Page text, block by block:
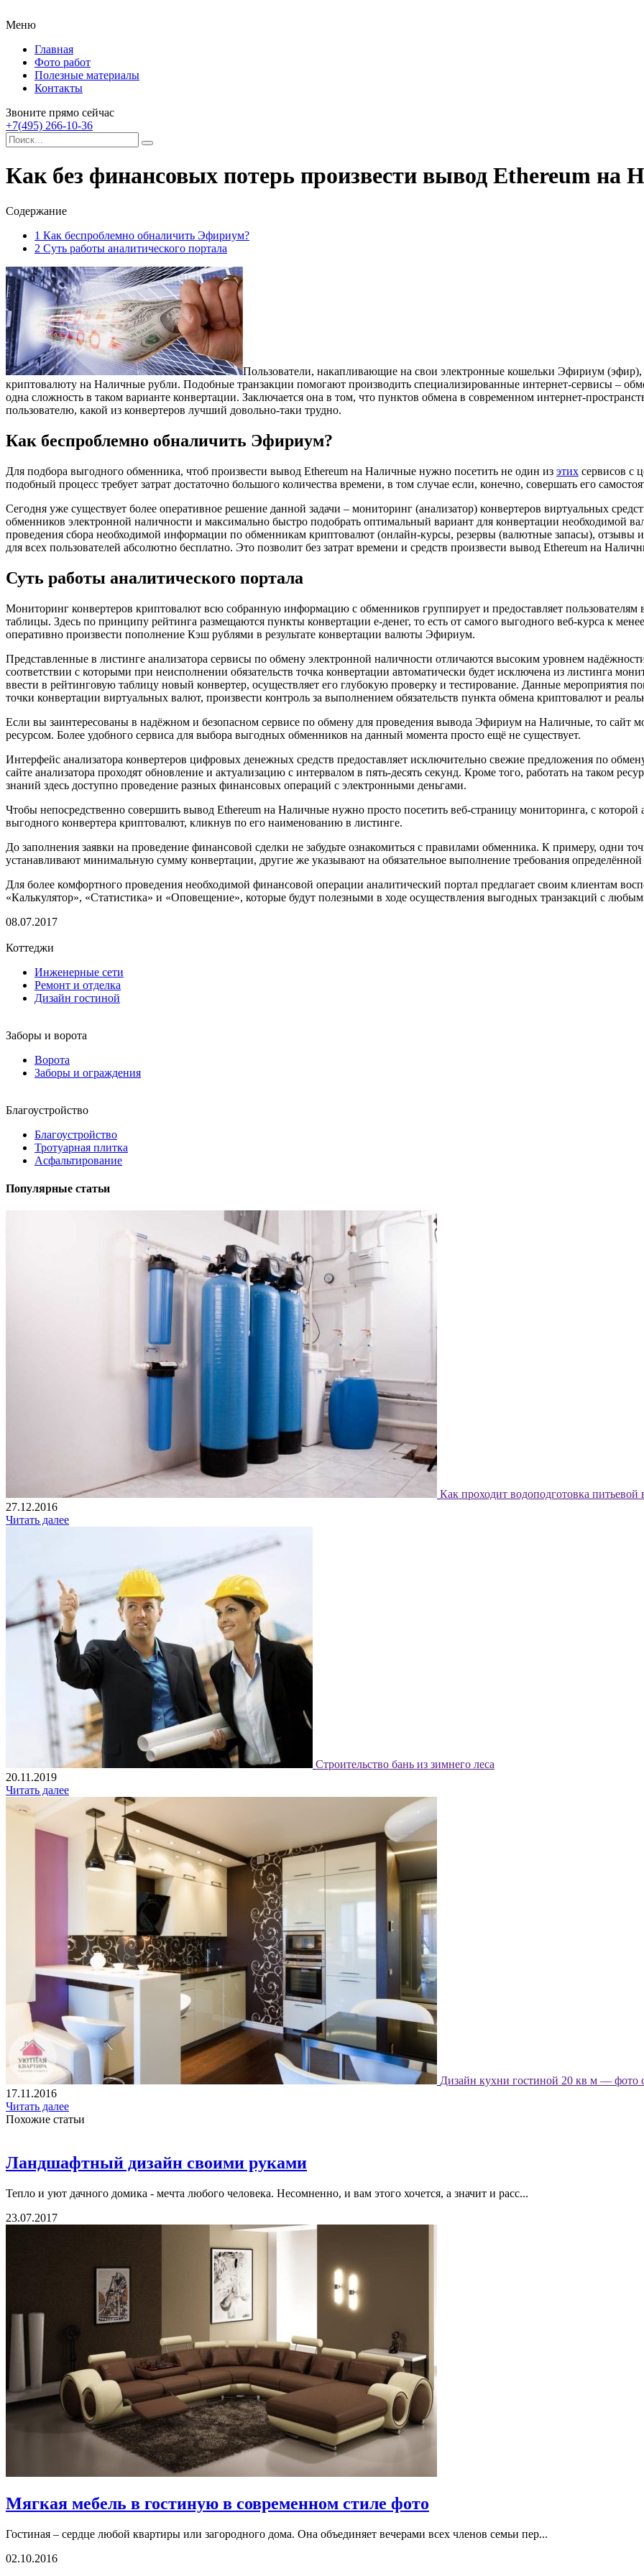
Меню
Главная
Фото работ
Полезные материалы
Контакты
Звоните прямо сейчас
+7(495) 266-10-36
Как без финансовых потерь произвести вывод Ethereum на
Содержание
1 Как беспроблемно обналичить Эфириум?
2 Суть работы аналитического портала
Пользователи, накапливающие на свои электронные кошельки Эфириум
криптовалюту на Наличные рубли. Подобные транзакции помогают производить специализированные интернет-сервисы –
одна сложность в таком варианте конвертации. Заключается она в том, что пунктов обмена в современном интернет-
пользователю, какой из конвертеров лучший довольно-таки трудно.
Как беспроблемно обналичить Эфириум?
Для подбора выгодного обменника, чтоб произвести вывод Ethereum на Наличные нужно посетить не один из этих сервисов с
подобный процесс требует затрат достаточно большого количества времени, в том случае если, конечно, совершать его
Сегодня уже существует более оперативное решение данной задачи – мониторинг (анализатор) конвертеров виртуальных
обменников электронной наличности и максимально быстро подобрать оптимальный вариант для конвертации необходимой
проведения сбора необходимой информации по обменникам криптовалют (онлайн-курсы, резервы (валютные запасы), отзывы
для всех пользователей абсолютно бесплатно. Это позволит без затрат времени и средств произвести вывод Ethereum на
Суть работы аналитического портала
Мониторинг конвертеров криптовалют всю собранную информацию с обменников группирует и предоставляет пользователям
таблицы. Здесь по принципу рейтинга размещаются пункты конвертации е-денег, то есть от самого выгодного веб-курса к
оперативно произвести пополнение Кэш рублями в результате конвертации валюты Эфириум.
Представленные в листинге анализатора сервисы по обмену электронной наличности отличаются высоким уровнем
соответствии с которыми при неисполнении обязательств точка конвертации автоматически будет исключена из листинга
ввести в рейтинговую таблицу новый конвертер, осуществляет его глубокую проверку и тестирование. Данные мероприятия
точки конвертации виртуальных валют, произвести контроль за выполнением обязательств пункта обмена криптовалют и
Если вы заинтересованы в надёжном и безопасном сервисе по обмену для проведения вывода Эфириум на Наличные, то сайт
ресурсом. Более удобного сервиса для выбора выгодных обменников на данный момента просто ещё не существует.
Интерфейс анализатора конвертеров цифровых денежных средств предоставляет исключительно свежие предложения по
сайте анализатора проходят обновление и актуализацию с интервалом в пять-десять секунд. Кроме того, работать на таком
знаний здесь доступно проведение разных финансовых операций с электронными деньгами.
Чтобы непосредственно совершить вывод Ethereum на Наличные нужно просто посетить веб-страницу мониторинга, с
выгодного конвертера криптовалют, кликнув по его наименованию в листинге.
До заполнения заявки на проведение финансовой сделки не забудьте ознакомиться с правилами обменника. К примеру, одни
устанавливают минимальную сумму конвертации, другие же указывают на обязательное выполнение требования
Для более комфортного проведения необходимой финансовой операции аналитический портал предлагает своим клиентам
«Калькулятор», «Статистика» и «Оповещение», которые будут полезными в ходе осуществления выгодных транзакций с
08.07.2017
Коттеджи
Инженерные сети
Ремонт и отделка
Дизайн гостиной
Заборы и ворота
Ворота
Заборы и ограждения
Благоустройство
Благоустройство
Тротуарная плитка
Асфальтирование
Популярные статьи
Как проходит водоподготовка питьевой
27.12.2016
Читать далее
Строительство бань из зимнего леса
20.11.2019
Читать далее
Дизайн кухни гостиной 20 кв м — фото
17.11.2016
Читать далее
Похожие статьи
Ландшафтный дизайн своими руками
Тепло и уют дачного домика - мечта любого человека. Несомненно, и вам этого хочется, а значит и расс...
23.07.2017
Мягкая мебель в гостиную в современном стиле фото
Гостиная – сердце любой квартиры или загородного дома. Она объединяет вечерами всех членов семьи пер...
02.10.2016